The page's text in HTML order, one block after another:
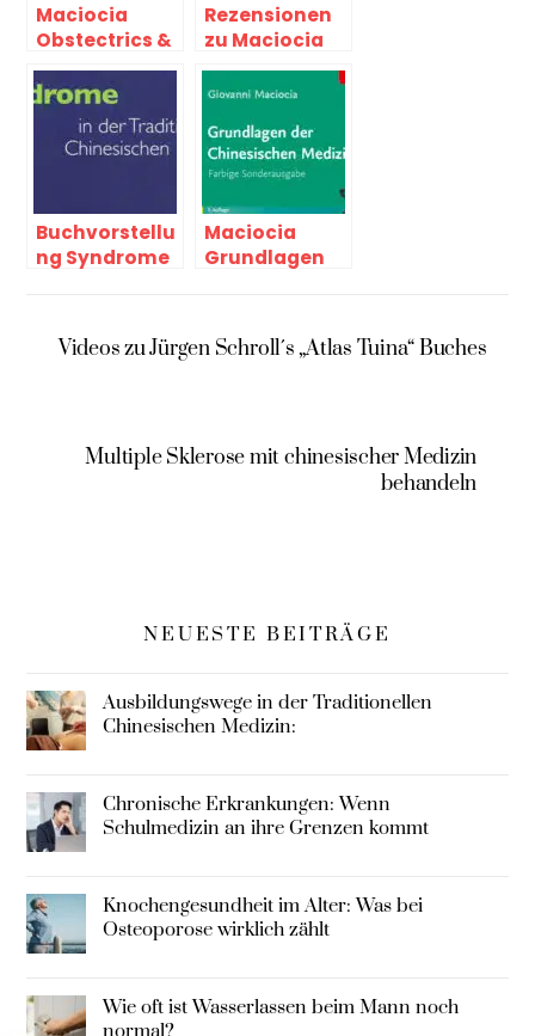
Maciocia
Obstectrics &
Gynecology 2
Rezensionen
zu Maciocia
Grundlagen
der
Medizin
Buchvorstellu
ng Syndrome
Chinesischen
Medizin
Maciocia
Grundlagen
Medizin
Videos zu Jürgen Schroll´s „Atlas Tuina“ Buches
Multiple Sklerose mit chinesischer Medizin
behandeln
NEUESTE BEITRÄGE
Ausbildungswege in der Traditionellen
Chinesischen Medizin:
Chronische Erkrankungen: Wenn
Schulmedizin an ihre Grenzen kommt
Knochengesundheit im Alter: Was bei
Osteoporose wirklich zählt
Wie oft ist Wasserlassen beim Mann noch
normal?